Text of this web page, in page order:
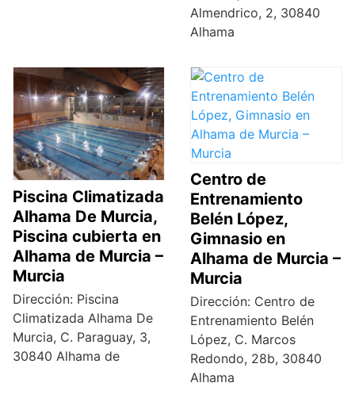
Almendrico, 2, 30840
Alhama
Piscina Climatizada
Alhama De Murcia,
Piscina cubierta en
Alhama de Murcia –
Murcia
Dirección: Piscina
Climatizada Alhama De
Murcia, C. Paraguay, 3,
30840 Alhama de
Centro de
Entrenamiento
Belén López,
Gimnasio en
Alhama de Murcia –
Murcia
Dirección: Centro de
Entrenamiento Belén
López, C. Marcos
Redondo, 28b, 30840
Alhama